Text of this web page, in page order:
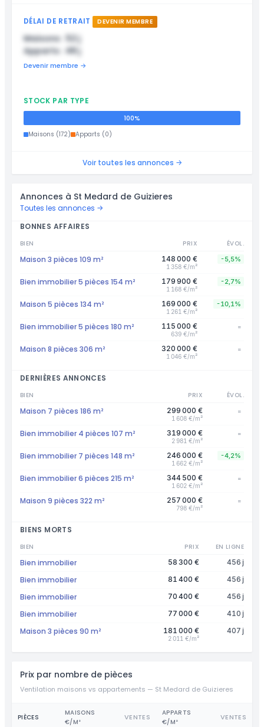
DÉLAI DE RETRAIT DEVENIR MEMBRE
Maisons : 52 j
Apparts : 48 j
Devenir membre →
STOCK PAR TYPE
100%
Maisons (172) Apparts (0)
Voir toutes les annonces →
Annonces à St Medard de Guizieres
Toutes les annonces →
BONNES AFFAIRES
BIEN PRIX ÉVOL.
Maison 3 pièces 109 m² 148 000 €
1 358 €/m²
-5,5%
Bien immobilier 5 pièces 154 m² 179 900 €
1 168 €/m²
-2,7%
Maison 5 pièces 134 m² 169 000 €
1 261 €/m²
-10,1%
Bien immobilier 5 pièces 180 m² 115 000 €
639 €/m²
=
Maison 8 pièces 306 m² 320 000 €
1 046 €/m²
=
DERNIÈRES ANNONCES
BIEN PRIX ÉVOL.
Maison 7 pièces 186 m² 299 000 €
1 608 €/m²
=
Bien immobilier 4 pièces 107 m² 319 000 €
2 981 €/m²
=
Bien immobilier 7 pièces 148 m² 246 000 €
1 662 €/m²
-4,2%
Bien immobilier 6 pièces 215 m² 344 500 €
1 602 €/m²
=
Maison 9 pièces 322 m² 257 000 €
798 €/m²
=
BIENS MORTS
BIEN PRIX EN LIGNE
Bien immobilier 58 300 € 456 j
Bien immobilier 81 400 € 456 j
Bien immobilier 70 400 € 456 j
Bien immobilier 77 000 € 410 j
Maison 3 pièces 90 m² 181 000 €
2 011 €/m²
407 j
Prix par nombre de pièces
Ventilation maisons vs appartements — St Medard de Guizieres
PIÈCES
MAISONS
€/M²
VENTES
APPARTS
€/M²
VENTES